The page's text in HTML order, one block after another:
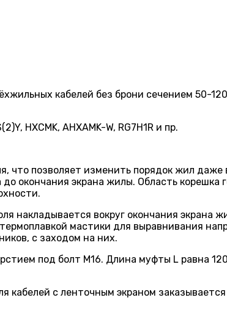
кабелей без брони сечением 50-
HXCMK, AHXAMK-W, RG7H1R и пр.
что позволяет изменить порядок жил
окончания экрана жилы. Область
накладывается вокруг окончания экрана
мастики для выравнивания
с заходом на них.
под болт M16. Длина муфты L равна
кабелей с ленточным экраном